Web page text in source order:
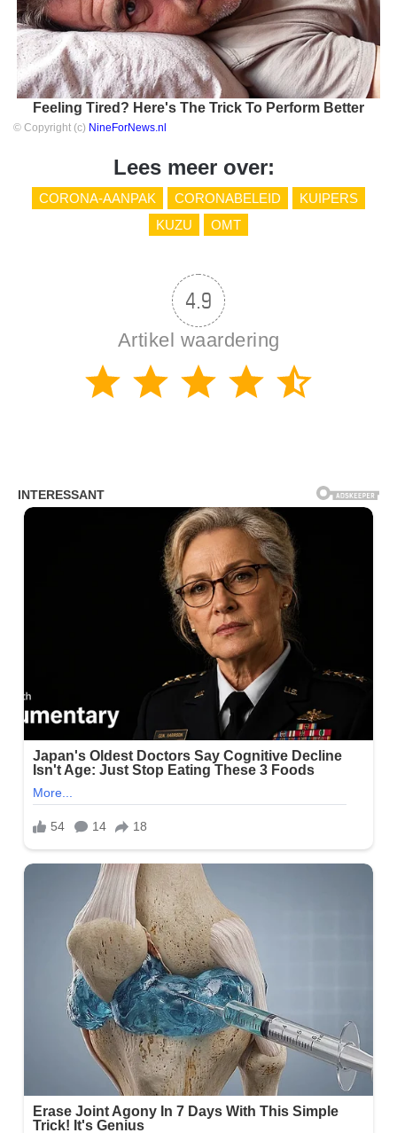
Feeling Tired? Here's The Trick To Perform Better
© Copyright (c) NineForNews.nl
Lees meer over:
CORONA-AANPAK CORONABELEID
KUIPERS
KUZU
OMT
4.9
Artikel waardering